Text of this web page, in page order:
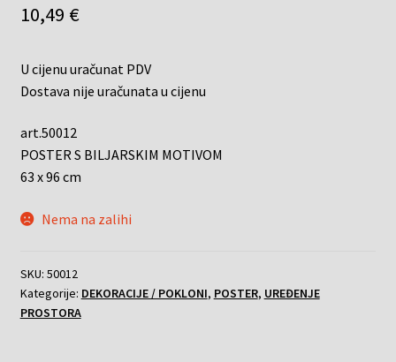
10,49 €
U cijenu uračunat PDV
Dostava nije uračunata u cijenu
art.50012
POSTER S BILJARSKIM MOTIVOM
63 x 96 cm
Nema na zalihi
SKU: 50012
Kategorije: DEKORACIJE / POKLONI, POSTER, UREĐENJE
PROSTORA